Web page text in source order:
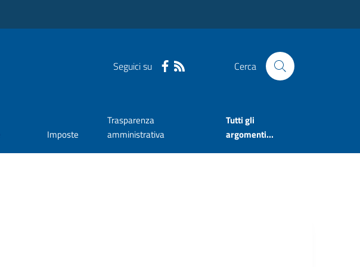
Seguici su Cerca
Imposte
Trasparenza
amministrativa
Tutti gli
argomenti...